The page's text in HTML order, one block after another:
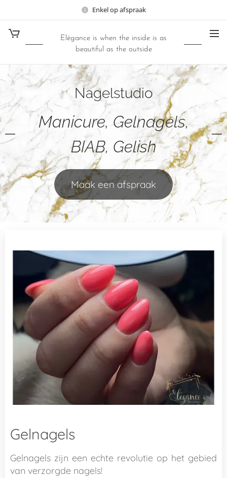
Enkel op afspraak
Elégance is when the inside is as
beautiful as the outside
Nagelstudio
Manicure, Gelnagels,
BIAB, Gelish
Maak een afspraak
Gelnagels
Gelnagels zijn een echte revolutie op het gebied
van verzorgde nagels!